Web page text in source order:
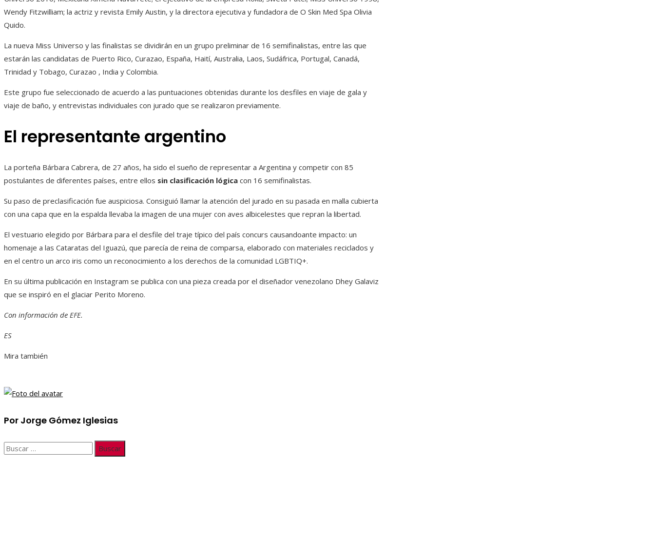
Wendy Fitzwilliam; la actriz y revista Emily Austin, y la directora ejecutiva y fundadora de O Skin Med Spa Olivia
Quido.
La nueva Miss Universo y las finalistas se dividirán en un grupo preliminar de 16 semifinalistas, entre las que
estarán las candidatas de Puerto Rico, Curazao, España, Haití, Australia, Laos, Sudáfrica, Portugal, Canadá,
Trinidad y Tobago, Curazao , India y Colombia.
Este grupo fue seleccionado de acuerdo a las puntuaciones obtenidas durante los desfiles en viaje de gala y
viaje de baño, y entrevistas individuales con jurado que se realizaron previamente.
El representante argentino
La porteña Bárbara Cabrera, de 27 años, ha sido el sueño de representar a Argentina y competir con 85
postulantes de diferentes países, entre ellos sin clasificación lógica con 16 semifinalistas.
Su paso de preclasificación fue auspiciosa. Consiguió llamar la atención del jurado en su pasada en malla cubierta
con una capa que en la espalda llevaba la imagen de una mujer con aves albicelestes que repran la libertad.
El vestuario elegido por Bárbara para el desfile del traje típico del país concurs causandoante impacto: un
homenaje a las Cataratas del Iguazú, que parecía de reina de comparsa, elaborado con materiales reciclados y
en el centro un arco iris como un reconocimiento a los derechos de la comunidad LGBTIQ+.
En su última publicación en Instagram se publica con una pieza creada por el diseñador venezolano Dhey Galaviz
que se inspiró en el glaciar Perito Moreno.
Con información de EFE.
ES
Mira también
Por Jorge Gómez Iglesias
Buscar: